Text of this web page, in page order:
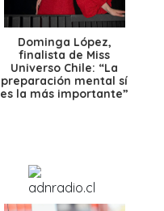
Dominga López,
finalista de Miss
Universo Chile: “La
preparación mental sí
es la más importante”